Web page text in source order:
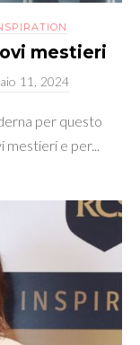
mestieri
11, 2024
per questo
e per...